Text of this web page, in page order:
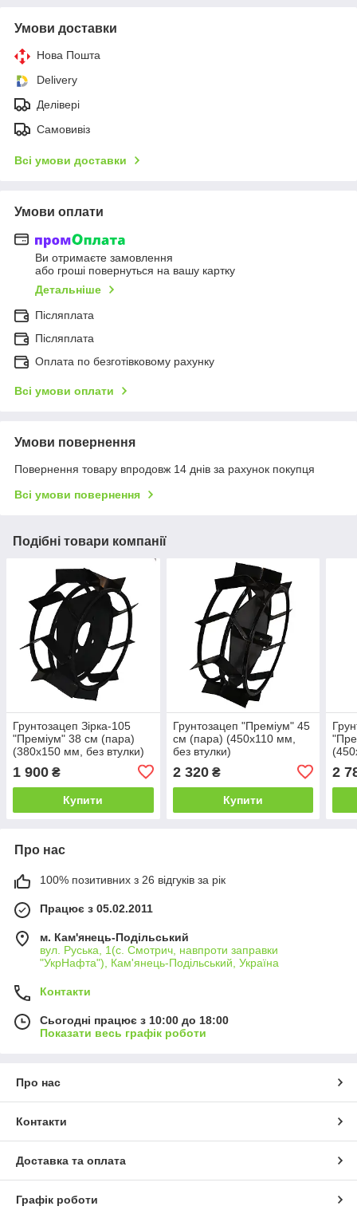
Умови доставки
Нова Пошта
Delivery
Делівері
Самовивіз
Всі умови доставки
Умови оплати
Ви отримаєте замовлення
або гроші повернуться на вашу картку
Детальніше
Післяплата
Післяплата
Оплата по безготівковому рахунку
Всі умови оплати
Умови повернення
Повернення товару впродовж 14 днів за рахунок покупця
Всі умови повернення
Подібні товари компанії
Грунтозацеп Зірка-105
"Преміум" 38 см (пара)
(380х150 мм, без втулки)
1 900 ₴
Купити
Грунтозацеп "Преміум" 45
см (пара) (450х110 мм,
без втулки)
2 320₴
Купити
2
Про нас
100% позитивних з 26 відгуків за рік
Працює з 05.02.2011
м. Кам'янець-Подільський
вул. Руська, 1(с. Смотрич, навпроти заправки
"УкрНафта"), Кам'янець-Подільський, Україна
Контакти
Сьогодні працює з 10:00 до 18:00
Показати весь графік роботи
Про нас
Контакти
Доставка та оплата
Графік роботи